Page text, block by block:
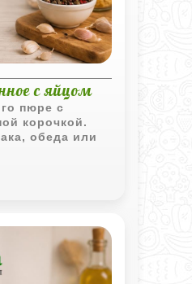
с яйцом
пюре с
корочкой.
обеда или